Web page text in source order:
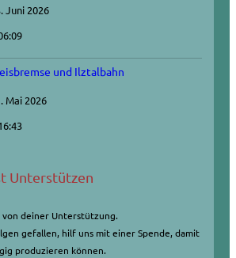
Juni 2026
und Ilztalbahn
Mai 2026
Unterstützen
von deiner Unterstützung.
gefallen, hilf uns mit einer Spende, damit
produzieren können.